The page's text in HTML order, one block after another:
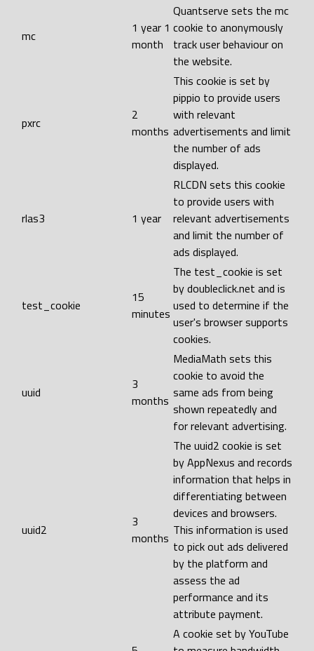
mc
1 year 1
month
Quantserve sets the mc
cookie to anonymously
track user behaviour on
the website.
pxrc
2
months
This cookie is set by
pippio to provide users
with relevant
advertisements and limit
the number of ads
displayed.
rlas3 1 year
RLCDN sets this cookie
to provide users with
relevant advertisements
and limit the number of
ads displayed.
test_cookie
15
minutes
The test_cookie is set
by doubleclick.net and is
used to determine if the
user's browser supports
cookies.
uuid
3
months
MediaMath sets this
cookie to avoid the
same ads from being
shown repeatedly and
for relevant advertising.
uuid2
3
months
The uuid2 cookie is set
by AppNexus and records
information that helps in
differentiating between
devices and browsers.
This information is used
to pick out ads delivered
by the platform and
assess the ad
performance and its
attribute payment.
A cookie set by YouTube